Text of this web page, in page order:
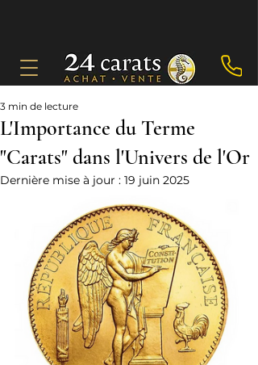
L'Importance du Terme
"Carats" dans l'Univers de l'Or
3 min de lecture
Dernière mise à jour : 19 juin 2025